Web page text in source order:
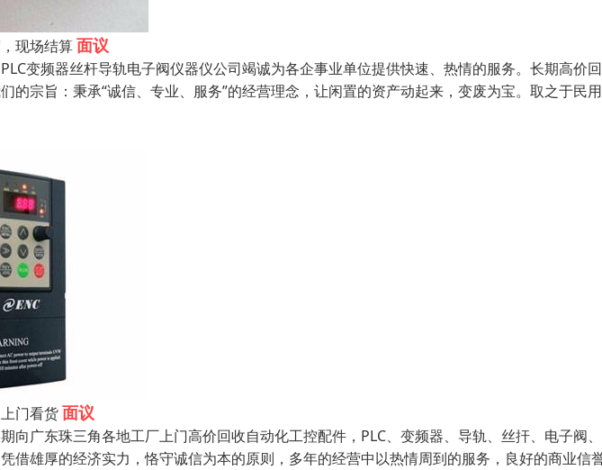
现场结算面议
变频器丝杆导轨电子阀仪器仪公司竭诚为各企事业单位提供快速、热情的服务。长期高价
的宗旨：秉承“诚信、专业、服务”的经营理念，让闲置的资产动起来，变废为宝。取之于民用
门看货面议
向广东珠三角各地工厂上门高价回收自动化工控配件，PLC、变频器、导轨、丝扞、电子阀
借雄厚的经济实力，恪守诚信为本的原则，多年的经营中以热情周到的服务，良好的商业信